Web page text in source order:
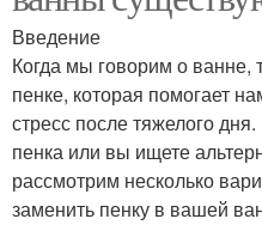
Введение
Когда мы говорим о ванне,
пенке, которая помогает
стресс после тяжелого
пенка или вы ищете
рассмотрим несколько
заменить пенку в вашей